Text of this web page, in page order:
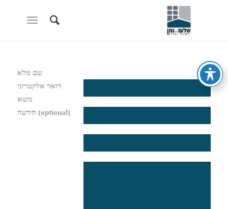
שם מלא
דואר אלקטרוני
נושא
הודעה (optional)